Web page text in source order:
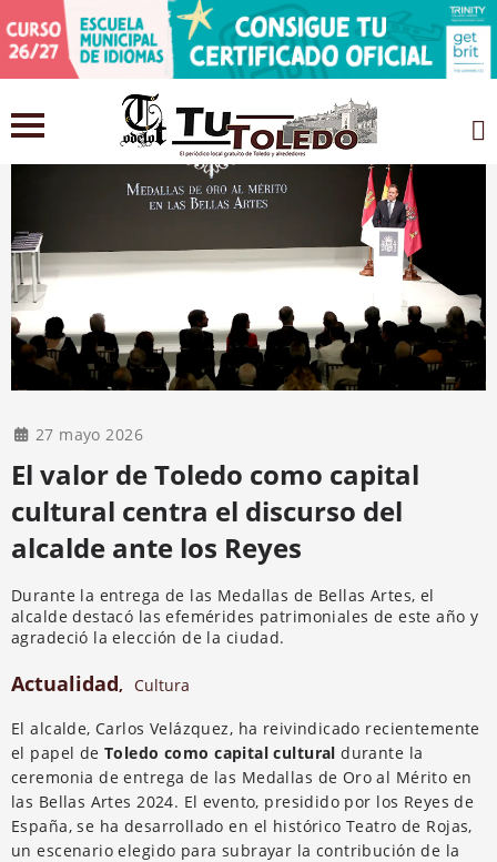
27 mayo 2026
El valor de Toledo como capital
cultural centra el discurso del
alcalde ante los Reyes
Durante la entrega de las Medallas de Bellas Artes, el
alcalde destacó las efemérides patrimoniales de este año y
agradeció la elección de la ciudad.
Actualidad, Cultura
El alcalde, Carlos Velázquez, ha reivindicado recientemente
el papel deToledo como capital cultural durante la
ceremonia de entrega de las Medallas de Oro al Mérito en
las Bellas Artes 2024. El evento, presidido por los Reyes de
España, se ha desarrollado en el histórico Teatro de Rojas,
un escenario elegido para subrayar la contribución de la